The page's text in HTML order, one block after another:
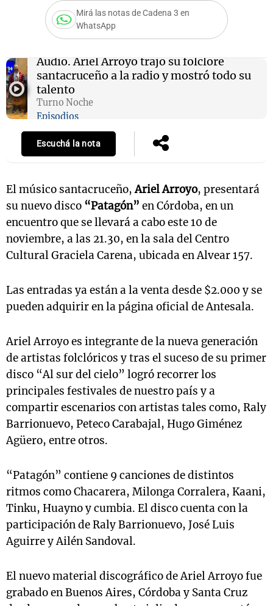
Mirá las notas de Cadena 3 en
WhatsApp
Audio. Ariel Arroyo trajo su folclore
santacruceño a la radio y mostró todo su
talento
Turno Noche
Episodios
Escuchá la nota
El músico santacruceño,Ariel Arroyo, presentará
su nuevo disco “Patagón” en Córdoba, en un
encuentro que se llevará a cabo este 10 de
noviembre, a las 21.30, en la sala del Centro
Cultural Graciela Carena, ubicada en Alvear 157.
Las entradas ya están a la venta desde $2.000 y se
pueden adquirir en la página oficial de Antesala.
Ariel Arroyo es integrante de la nueva generación
de artistas folclóricos y tras el suceso de su primer
disco “Al sur del cielo” logró recorrer los
principales festivales de nuestro país y a
compartir escenarios con artistas tales como, Raly
Barrionuevo, Peteco Carabajal, Hugo Giménez
Agüero, entre otros.
“Patagón” contiene 9 canciones de distintos
ritmos como Chacarera, Milonga Corralera, Kaani,
Tinku, Huayno y cumbia. El disco cuenta con la
participación de Raly Barrionuevo, José Luis
Aguirre y Ailén Sandoval.
El nuevo material discográfico de Ariel Arroyo fue
grabado en Buenos Aires, Córdoba y Santa Cruz